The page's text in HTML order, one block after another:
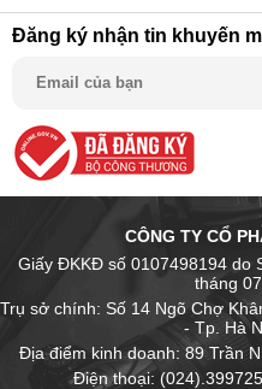
Đăng ký nhận tin khuyến
CÔNG TY CỔ
Giấy ĐKKĐ số 0107498194 do
tháng
Trụ sở chính: Số 14 Ngõ Chợ
- Tp. Hà
Địa điểm kinh doanh: 89 Trần
Điện thoại: